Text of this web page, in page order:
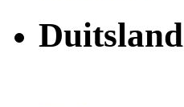
Duitsland